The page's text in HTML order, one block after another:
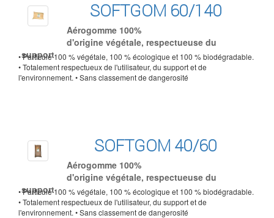
SOFTGOM 60/140
Aérogomme 100%
d'origine végétale, respectueuse du
support
• Particule 100 % végétale, 100 % écologique et 100 % biodégradable.
• Totalement respectueux de l'utilisateur, du support et de
l'environnement. • Sans classement de dangerosité
SOFTGOM 40/60
Aérogomme 100%
d'origine végétale, respectueuse du
support
• Particule 100 % végétale, 100 % écologique et 100 % biodégradable.
• Totalement respectueux de l'utilisateur, du support et de
l'environnement. • Sans classement de dangerosité